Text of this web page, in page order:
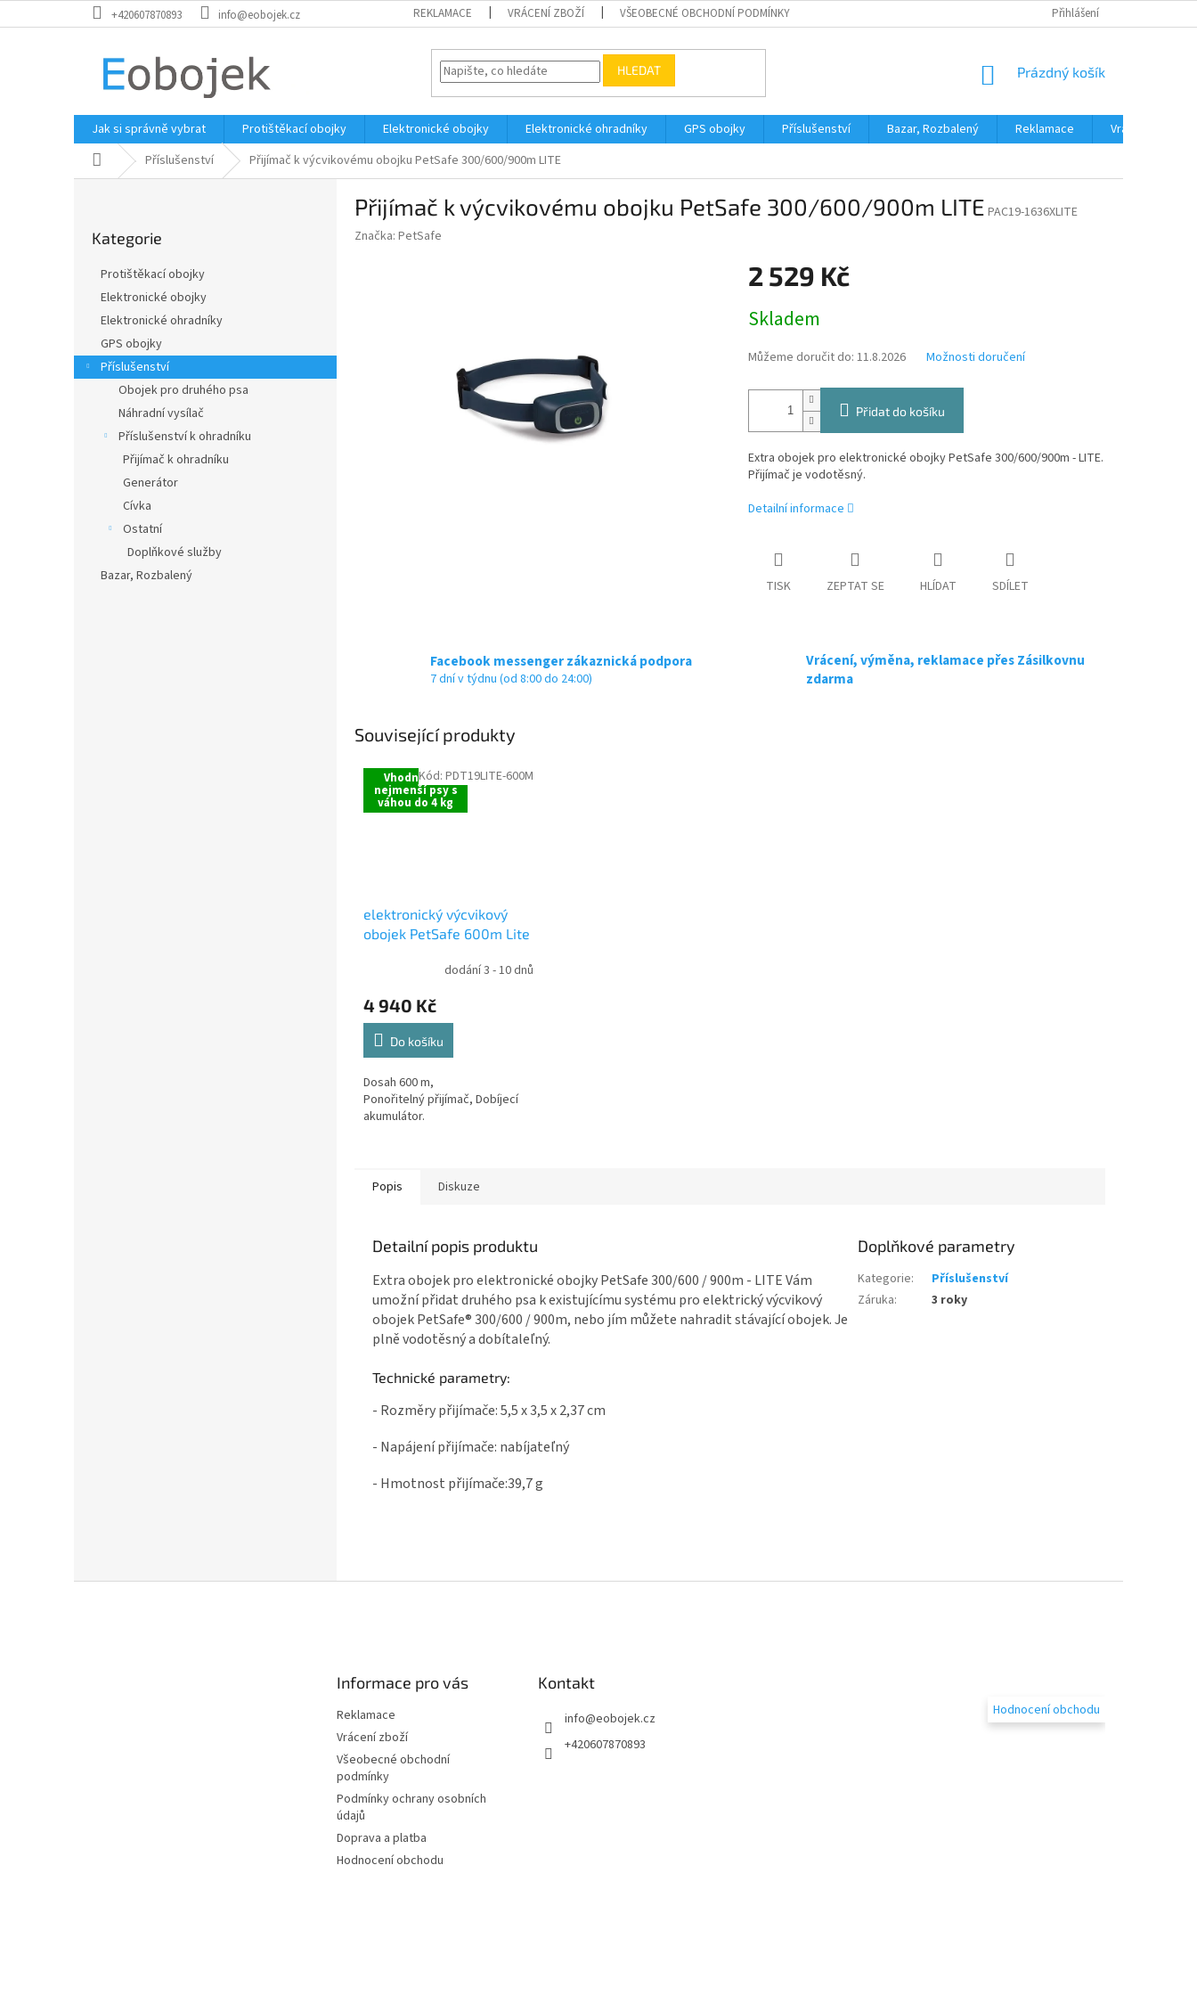
na
+420607870893 info@eobojek.cz REKLAMACE VRÁCENÍ ZBOŽÍ VŠEOBECNÉ OBCHODNÍ PODMÍNKY DOPRAVA A PLATBA
Přihlášení
HLEDAT
NÁKUPNÍ
Prázdný košík
Jak si správně vybrat Protištěkací obojky Elektronické obojky Elektronické ohradníky GPS obojky Příslušenství Bazar, Rozbalený Reklamace
Vrácení zboží
Domů Příslušenství Přijímač k výcvikovému obojku PetSafe 300/600/900m LITE
a
kategorie
Kategorie
Protištěkací obojky
Elektronické obojky
Elektronické ohradníky
GPS obojky
Příslušenství
Obojek pro druhého psa
Náhradní vysílač
Příslušenství k ohradníku
Přijímač k ohradníku
Generátor
Cívka
Ostatní
Doplňkové služby
Bazar, Rozbalený
Přijímač k výcvikovému obojku PetSafe 300/600/900m LITE PAC19-1636XLITE
Značka: PetSafe
2 529 Kč
cena:
Skladem
Můžeme doručit do: 11.8.2026 Možnosti doručení
Přidat do košíku
Extra obojek pro elektronické obojky PetSafe 300/600/900m - LITE.
Přijímač je vodotěsný.
Detailní informace
TISK ZEPTAT SE HLÍDAT SDÍLET
Facebook messenger zákaznická podpora
7 dní v týdnu (od 8:00 do 24:00)
Vrácení, výměna, reklamace přes Zásilkovnu
zdarma
Související produkty
Vhodné pro
nejmenší psy s
váhou do 4 kg
elektronický výcvikový
obojek PetSafe 600m Lite
dodání 3 - 10 dnů
4 940 Kč
Do košíku
Dosah 600 m,
Ponořitelný přijímač, Dobíjecí
akumulátor.
Kód: PDT19LITE-600M
Popis Diskuze
Detailní popis produktu
Extra obojek pro elektronické obojky PetSafe 300/600 / 900m - LITE Vám
umožní přidat druhého psa k existujícímu systému pro elektrický výcvikový
obojek PetSafe® 300/600 / 900m, nebo jím můžete nahradit stávající obojek. Je
plně vodotěsný a dobítaleľný.
Technické parametry:
- Rozměry přijímače:5,5 x 3,5 x 2,37cm
- Napájení přijímače: nabíjateľný
- Hmotnost přijímače:39,7 g
Doplňkové parametry
Kategorie:
Příslušenství
Záruka: 3 roky
Informace pro vás
Reklamace
Vrácení zboží
Všeobecné obchodní
podmínky
Podmínky ochrany osobních
údajů
Doprava a platba
Hodnocení obchodu
Kontakt
info@eobojek.cz
+420607870893
Hodnocení obchodu